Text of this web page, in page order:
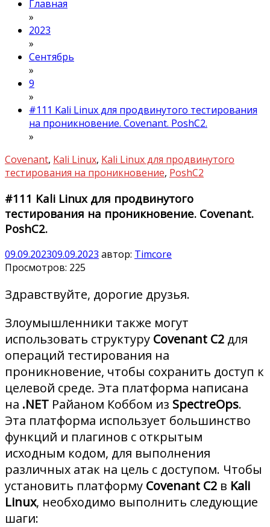
Главная
»
2023
»
Сентябрь
»
9
»
#111 Kali Linux для продвинутого тестирования
на проникновение. Covenant. PoshC2.
»
Covenant, Kali Linux, Kali Linux для продвинутого
тестирования на проникновение, PoshC2
#111 Kali Linux для продвинутого
тестирования на проникновение. Covenant.
PoshC2.
09.09.202309.09.2023 автор: Timcore
Просмотров: 225
Здравствуйте, дорогие друзья.
Злоумышленники также могут
использовать структуру Covenant C2 для
операций тестирования на
проникновение, чтобы сохранить доступ к
целевой среде. Эта платформа написана
на .NET Райаном Коббом из SpectreOps.
Эта платформа использует большинство
функций и плагинов с открытым
исходным кодом, для выполнения
различных атак на цель с доступом. Чтобы
установить платформу Covenant C2 в Kali
Linux, необходимо выполнить следующие
шаги: